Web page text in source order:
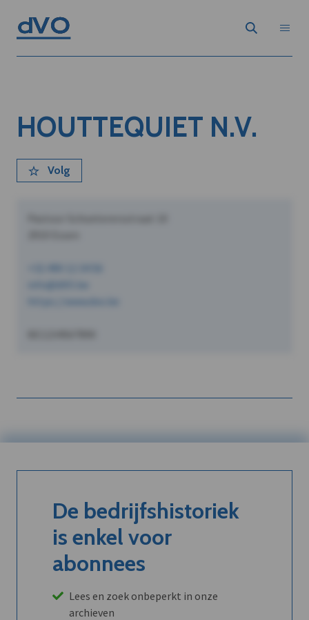
HOUTTEQUIET N.V.
Volg
De bedrijfshistoriek
is enkel voor
abonnees
Lees en zoek onbeperkt in onze
archieven